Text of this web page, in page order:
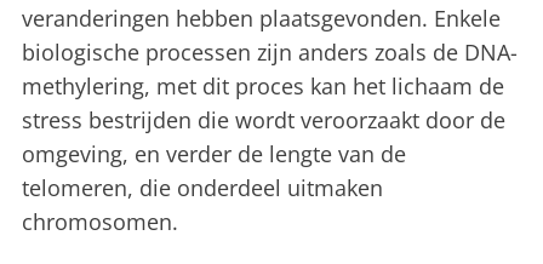
veranderingen hebben plaatsgevonden. Enkele
biologische processen zijn anders zoals de DNA-
methylering, met dit proces kan het lichaam de
stress bestrijden die wordt veroorzaakt door de
omgeving, en verder de lengte van de
telomeren, die onderdeel uitmaken
chromosomen.